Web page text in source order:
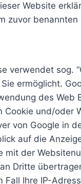
Website
zuvor benannten
verwendet sog.
ermöglicht.
des Web
und/oder
von Google in
auf die
mit der
Dritte
Ihre IP-